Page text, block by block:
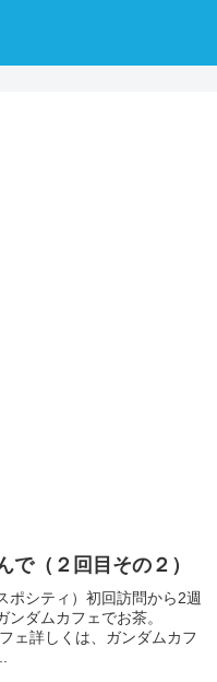
で（２回目その２）
ポシティ）初回訪問から2週
ダムカフェでお茶。
ェ詳しくは、ガンダムカフ